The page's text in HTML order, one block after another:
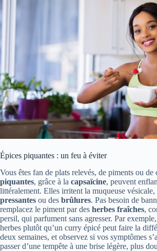
Épices piquantes : un feu à éviter
Vous êtes fan de plats relevés, de piments ou de
piquantes, grâce à la capsaïcine, peuvent
littéralement. Elles irritent la muqueuse
pressantes ou des brûlures. Pas besoin de
remplacez le piment par des herbes fraîches,
persil, qui parfument sans agresser. Par
herbes plutôt qu’un curry épicé peut faire la
deux semaines, et observez si vos symptômes
passer d’une tempête à une brise légère, plus